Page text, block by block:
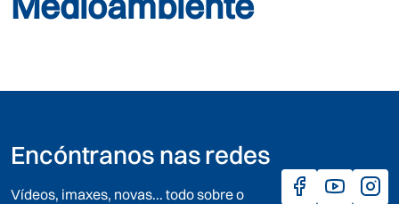
Encóntranos nas redes
Vídeos, imaxes, novas... todo sobre o